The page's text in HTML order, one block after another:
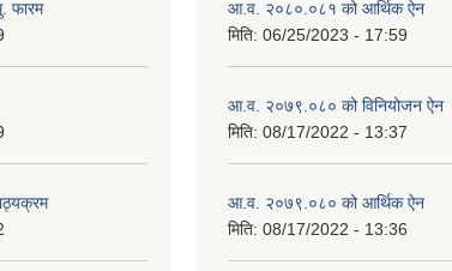
फारम
आ.व. २०८०.०८१ को आर्थिक ऐन
मिति: 06/25/2023 - 17:59
आ.व. २०७९.०८० को विनियोजन ऐन
मिति: 08/17/2022 - 13:37
आ.व. २०७९.०८० को आर्थिक ऐन
मिति: 08/17/2022 - 13:36